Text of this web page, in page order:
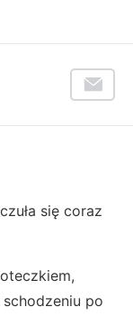
się coraz
po